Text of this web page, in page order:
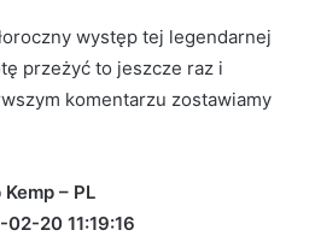
występ tej legendarnej
przeżyć to jeszcze raz i
komentarzu zostawiamy
– PL
20 11:19:16